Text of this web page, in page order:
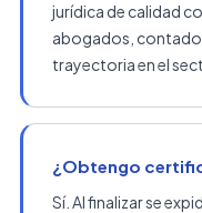
jurídica de calidad
abogados,
trayectoria en el
¿Obtengo
Sí. Al finalizar se